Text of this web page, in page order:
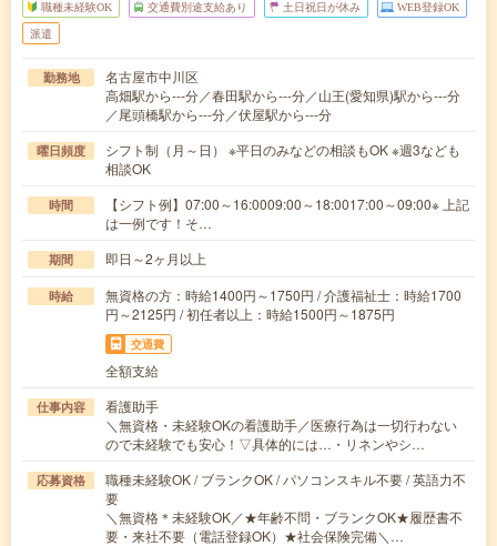
職種未経験OK 交通費別途支給あり 土日祝日が休み WEB登録OK
派遣
勤務地
名古屋市中川区
高畑駅から---分／春田駅から---分／山王(愛知県)駅から---分
／尾頭橋駅から---分／伏屋駅から---分
曜日頻度
シフト制（月～日） ※平日のみなどの相談もOK ※週3なども
相談OK
時間
【シフト例】07:00～16:0009:00～18:0017:00～09:00※ 上記
は一例です！そ…
期間 即日～2ヶ月以上
時給
無資格の方：時給1400円～1750円 / 介護福祉士：時給1700
円～2125円 / 初任者以上：時給1500円～1875円
交通費
全額支給
仕事内容
看護助手
＼無資格・未経験OKの看護助手／医療行為は一切行わない
ので未経験でも安心！▽具体的には…・リネンやシ…
応募資格
職種未経験OK / ブランクOK / パソコンスキル不要 / 英語力不
要
＼無資格＊未経験OK／★年齢不問・ブランクOK★履歴書不
要・来社不要（電話登録OK）★社会保険完備＼…